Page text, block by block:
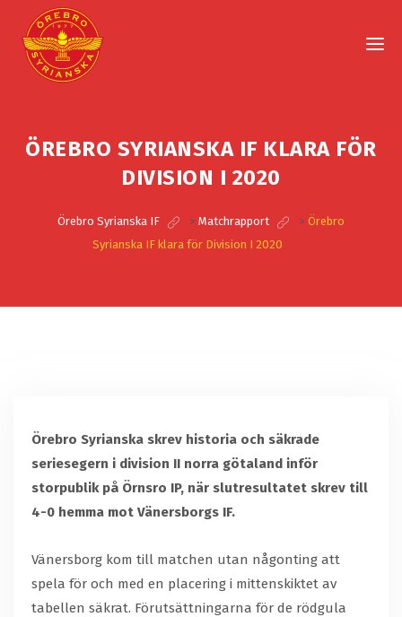
ÖREBRO SYRIANSKA IF KLARA FÖR
DIVISION I 2020
Örebro Syrianska IF > Matchrapport > Örebro
Syrianska IF klara för Division I 2020
Örebro Syrianska skrev historia och säkrade
seriesegern i division II norra götaland inför
storpublik på Örnsro IP, när slutresultatet skrev till
4-0 hemma mot Vänersborgs IF.
Vänersborg kom till matchen utan någonting att
spela för och med en placering i mittenskiktet av
tabellen säkrat. Förutsättningarna för de rödgula